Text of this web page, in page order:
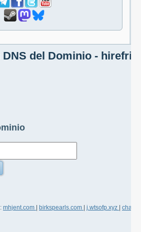
del Dominio -
mhjent.com birkspearls.com j.wtsofp.xyz